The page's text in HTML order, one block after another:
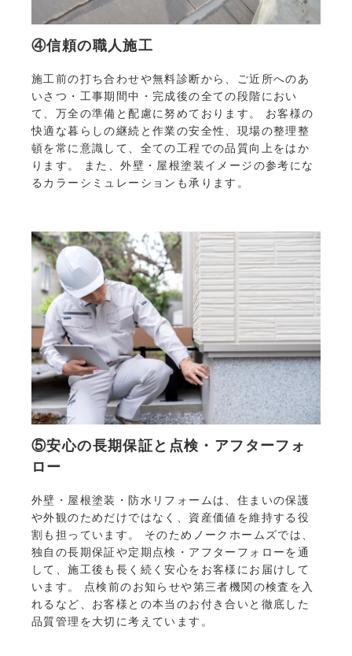
④信頼の職人施工
施工前の打ち合わせや無料診断から、ご近所へのあ
いさつ・工事期間中・完成後の全ての段階におい
て、万全の準備と配慮に努めております。 お客様の
快適な暮らしの継続と作業の安全性、現場の整理整
頓を常に意識して、全ての工程での品質向上をはか
ります。 また、外壁・屋根塗装イメージの参考にな
るカラーシミュレーションも承ります。
⑤安心の長期保証と点検・アフターフォ
ロー
外壁・屋根塗装・防水リフォームは、住まいの保護
や外観のためだけではなく、資産価値を維持する役
割も担っています。 そのためノークホームズでは、
独自の長期保証や定期点検・アフターフォローを通
して、施工後も長く続く安心をお客様にお届けして
います。 点検前のお知らせや第三者機関の検査を入
れるなど、お客様との本当のお付き合いと徹底した
品質管理を大切に考えています。